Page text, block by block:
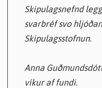
Skipulagsnefnd
svarbréf svo
Skipulagsstofnun.
Anna
víkur af fundi.